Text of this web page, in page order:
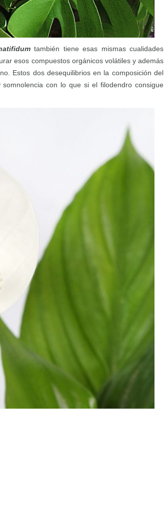
también tiene esas mismas cualidades
esos compuestos orgánicos volátiles y además
Estos dos desequilibrios en la composición del
con lo que si el filodendro consigue